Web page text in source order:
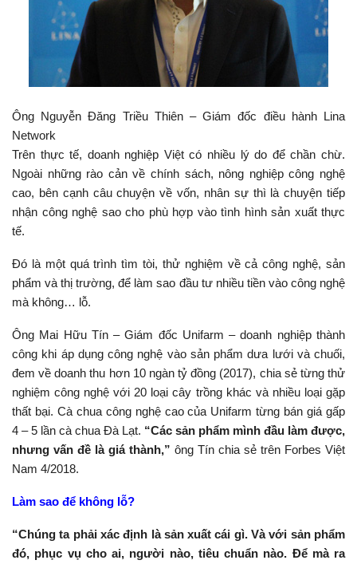
Ông Nguyễn Đăng Triều Thiên – Giám đốc điều hành Lina
Network
Trên thực tế, doanh nghiệp Việt có nhiều lý do để chần chừ.
Ngoài những rào cản về chính sách, nông nghiệp công nghệ
cao, bên cạnh câu chuyện về vốn, nhân sự thì là chuyện tiếp
nhận công nghệ sao cho phù hợp vào tình hình sản xuất thực
tế.
Đó là một quá trình tìm tòi, thử nghiệm về cả công nghệ, sản
phẩm và thị trường, để làm sao đầu tư nhiều tiền vào công nghệ
mà không… lỗ.
Ông Mai Hữu Tín – Giám đốc Unifarm – doanh nghiệp thành
công khi áp dụng công nghệ vào sản phẩm dưa lưới và chuối,
đem về doanh thu hơn 10 ngàn tỷ đồng (2017), chia sẻ từng thử
nghiệm công nghệ với 20 loại cây trồng khác và nhiều loại gặp
thất bại. Cà chua công nghệ cao của Unifarm từng bán giá gấp
4 – 5 lần cà chua Đà Lạt. “Các sản phẩm mình đầu làm được,
nhưng vấn đề là giá thành,” ông Tín chia sẻ trên Forbes Việt
Nam 4/2018.
Làm sao để không lỗ?
“Chúng ta phải xác định là sản xuất cái gì. Và với sản phẩm
đó, phục vụ cho ai, người nào, tiêu chuẩn nào. Để mà ra